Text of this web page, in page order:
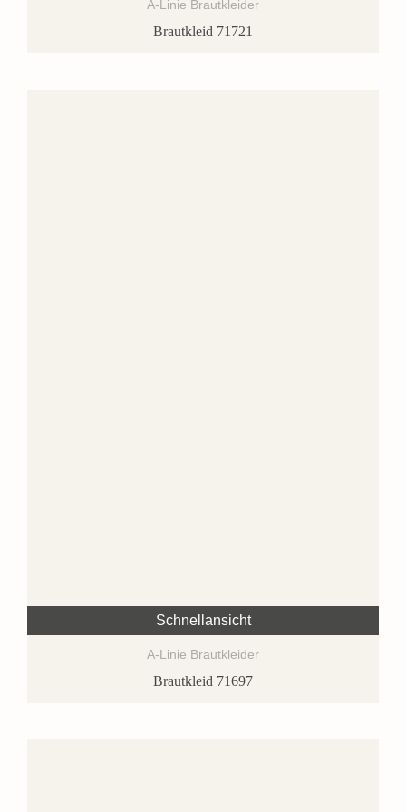
A-Linie Brautkleider
Brautkleid 71721
Schnellansicht
A-Linie Brautkleider
Brautkleid 71697